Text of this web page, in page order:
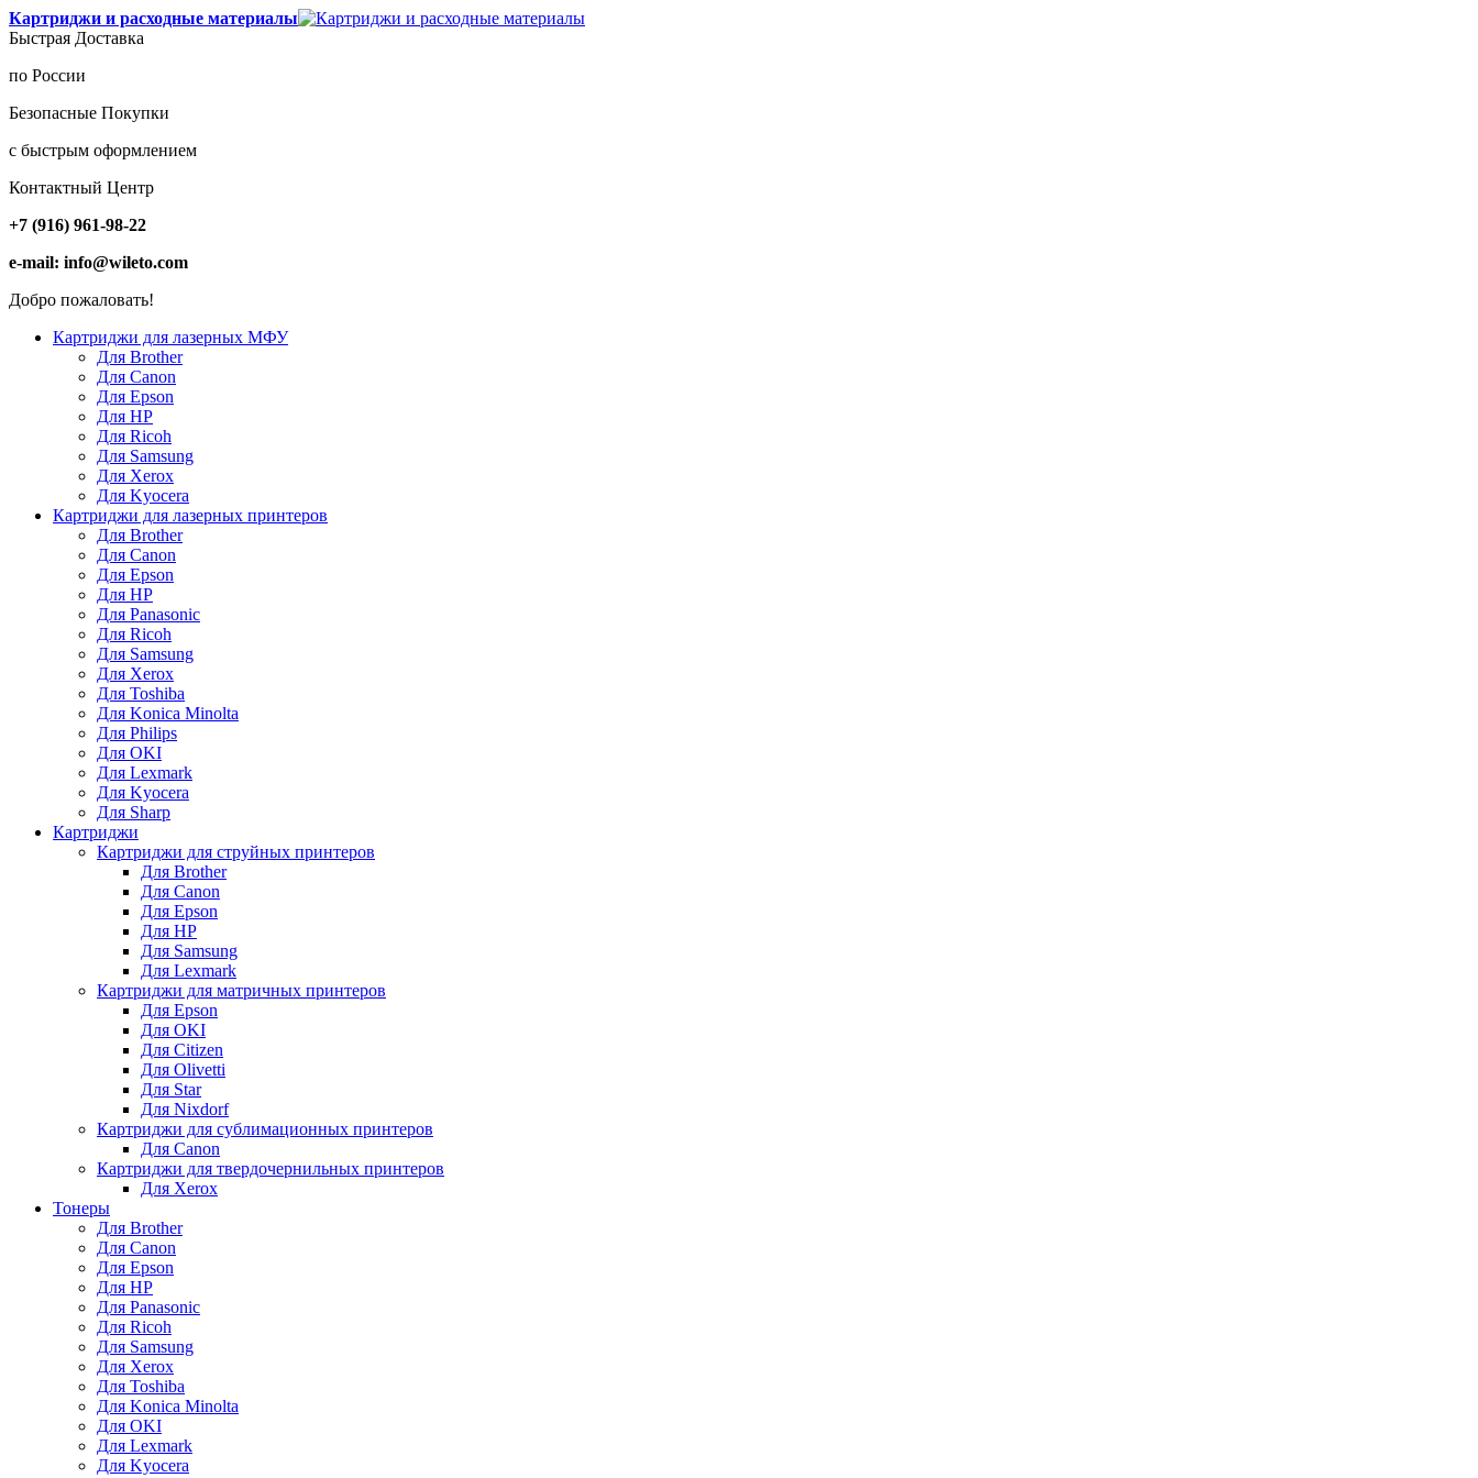
Картриджи и расходные материалы
Быстрая Доставка
по России
Безопасные Покупки
с быстрым оформлением
Контактный Центр
+7 (916) 961-98-22
e-mail: info@wileto.com
Добро пожаловать!
Картриджи для лазерных МФУ
Для Brother
Для Canon
Для Epson
Для HP
Для Ricoh
Для Samsung
Для Xerox
Для Kyocera
Картриджи для лазерных принтеров
Для Brother
Для Canon
Для Epson
Для HP
Для Panasonic
Для Ricoh
Для Samsung
Для Xerox
Для Toshiba
Для Konica Minolta
Для Philips
Для OKI
Для Lexmark
Для Kyocera
Для Sharp
Картриджи
Картриджи для струйных принтеров
Для Brother
Для Canon
Для Epson
Для HP
Для Samsung
Для Lexmark
Картриджи для матричных принтеров
Для Epson
Для OKI
Для Citizen
Для Olivetti
Для Star
Для Nixdorf
Картриджи для сублимационных принтеров
Для Canon
Картриджи для твердочернильных принтеров
Для Xerox
Тонеры
Для Brother
Для Canon
Для Epson
Для HP
Для Panasonic
Для Ricoh
Для Samsung
Для Xerox
Для Toshiba
Для Konica Minolta
Для OKI
Для Lexmark
Для Kyocera